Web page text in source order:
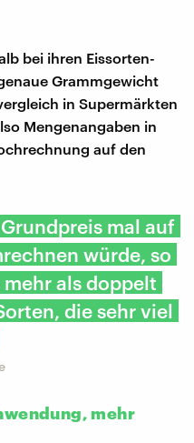
bei ihren Eissorten-
Grammgewicht
in Supermärkten
Mengenangaben in
auf den
mal auf
würde, so
als doppelt
die sehr viel
mehr